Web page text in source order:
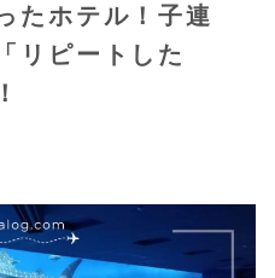
たホテル！子連
リピートした